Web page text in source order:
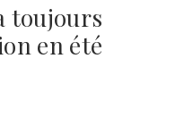
toujours
en été